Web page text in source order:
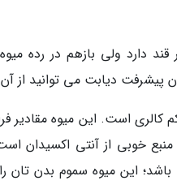
دارد ولی بازهم در رده
کالری است. این میوه مقادیر
خوبی از آنتی اکسیدان
این میوه سموم بدن تان